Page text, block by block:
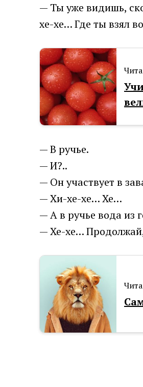
— Ты уже видишь,
хе-хе… Где ты взял
— В ручье.
— И?..
— Он участвует в
— Хи-хе-хе… Хе…
— А в ручье вода из
— Хе-хе…